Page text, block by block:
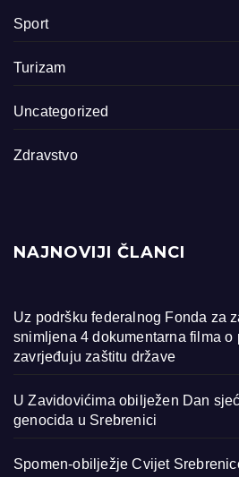
Sport
Turizam
Uncategorized
Zdravstvo
NAJNOVIJI ČLANCI
Uz podršku federalnog Fonda za
snimljena 4 dokumentarna filma
zavrjeđuju zaštitu države
U Zavidovićima obilježen Dan
genocida u Srebrenici
Spomen-obilježje Cvijet